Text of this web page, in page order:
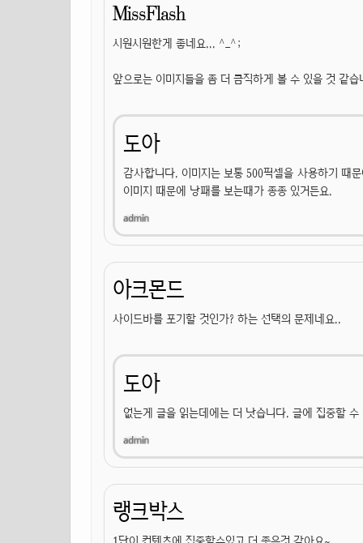
MissFlash
시원시원한게 좋네요... ^_^;
앞으로는 이미지들을 좀 더 큼직하게 볼 수 있을 것 같습
도아
감사합니다. 이미지는 보통 500픽셀을 사용하기 때
이미지 때문에 낭패를 보는때가 종종 있거든요.
아크몬드
사이드바를 포기할 것인가? 하는 선택의 문제네요..
도아
없는게 글을 읽는데에는 더 낫습니다. 글에 집중할 수
랭크박스